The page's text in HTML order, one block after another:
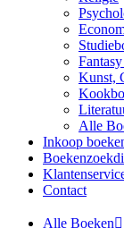
Kunst,
Alle
Inkoop
Contact
Alle Boeken